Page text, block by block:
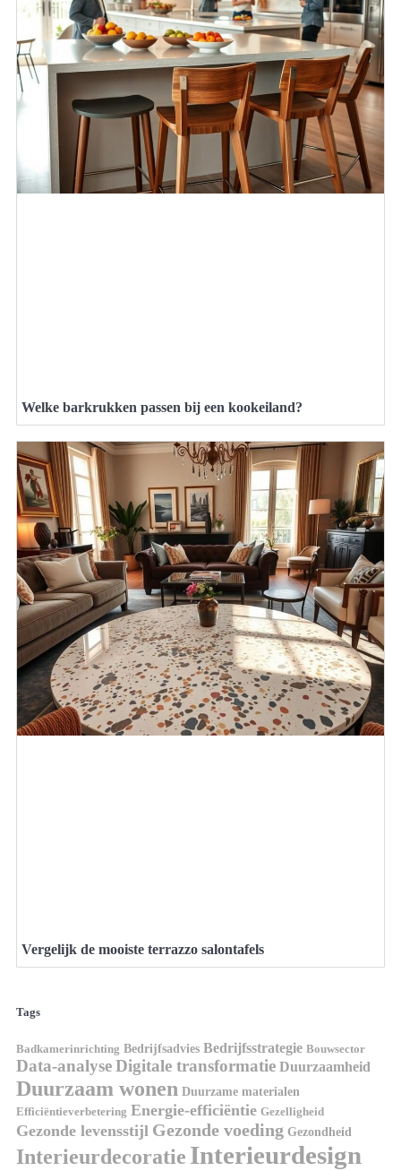
Welke barkrukken passen bij een kookeiland?
Vergelijk de mooiste terrazzo salontafels
Tags
Badkamerinrichting Bedrijfsadvies Bedrijfsstrategie Bouwsector
Data-analyseDigitale transformatie Duurzaamheid
Duurzaam wonen Duurzame materialen
Efficiëntieverbetering Energie-efficiëntie Gezelligheid
Gezonde levensstijl Gezonde voeding Gezondheid
Interieurdecoratie Interieurdesign